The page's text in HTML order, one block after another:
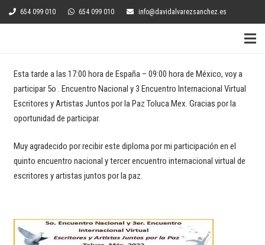
654 099 010 654 099 010 info@davidalvarezsanchez.es
Esta tarde a las 17:00 hora de España – 09:00 hora de México, voy a
participar 5o . Encuentro Nacional y 3 Encuentro Internacional Virtual
Escritores y Artistas Juntos por la Paz Toluca.Mex. Gracias por la
oportunidad de participar.
Muy agradecido por recibir este diploma por mi participación en el
quinto encuentro nacional y tercer encuentro internacional virtual de
escritores y artistas juntos por la paz.